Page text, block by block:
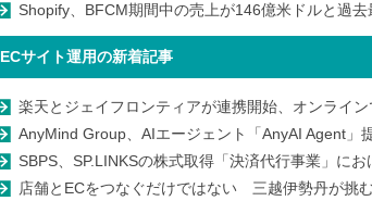
Shopify、BFCM期間中の売上が146億米ドルと過去
ECサイト運用の新着記事
楽天とジェイフロンティアが連携開始、オンライ
AnyMind Group、AIエージェント「AnyAI Agent」
SBPS、SP.LINKSの株式取得「決済代行事業」に
店舗とECをつなぐだけではない 三越伊勢丹が挑